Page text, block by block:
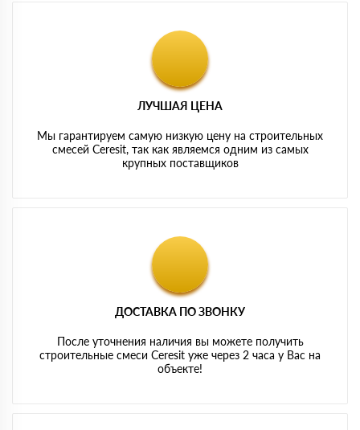
ЛУЧШАЯ ЦЕНА
Мы гарантируем самую низкую цену на строительных
смесей Ceresit, так как являемся одним из самых
крупных поставщиков
ДОСТАВКА ПО ЗВОНКУ
После уточнения наличия вы можете получить
строительные смеси Ceresit уже через 2 часа у Вас на
объекте!